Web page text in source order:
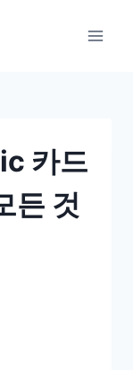
카드
든 것